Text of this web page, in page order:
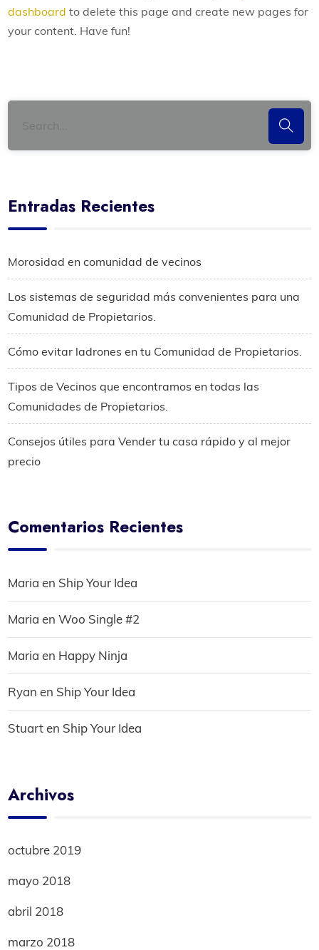
dashboard to delete this page and create new pages for
your content. Have fun!
Entradas Recientes
Morosidad en comunidad de vecinos
Los sistemas de seguridad más convenientes para una
Comunidad de Propietarios.
Cómo evitar ladrones en tu Comunidad de Propietarios.
Tipos de Vecinos que encontramos en todas las
Comunidades de Propietarios.
Consejos útiles para Vender tu casa rápido y al mejor
precio
Comentarios Recientes
Maria en Ship Your Idea
Maria enWoo Single #2
Maria en Happy Ninja
Ryan en Ship Your Idea
Stuarten Ship Your Idea
Archivos
octubre 2019
mayo 2018
abril 2018
marzo 2018